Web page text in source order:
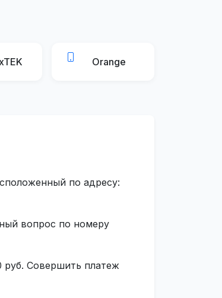
Orange
по адресу:
вопрос по номеру
руб. Совершить платеж